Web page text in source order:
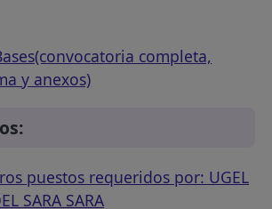
completa,
y anexos)
puestos requeridos por: UGEL
SARA SARA